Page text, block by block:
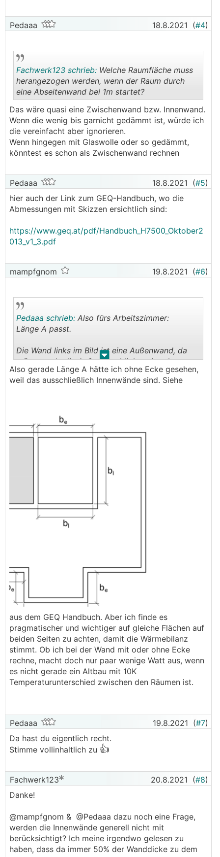
Pedaaa 18.8.2021 (#4)
..
Fachwerk123 schrieb: Welche Raumfläche muss
herangezogen werden, wenn der Raum durch
eine Abseitenwand bei 1m startet?
Das wäre quasi eine Zwischenwand bzw. Innenwand.
Wenn die wenig bis garnicht gedämmt ist, würde ich
die vereinfacht aber ignorieren.
Wenn hingegen mit Glaswolle oder so gedämmt,
könntest es schon als Zwischenwand rechnen
Pedaaa 18.8.2021 (#5)
hier auch der Link zum GEQ-Handbuch, wo die
Abmessungen mit Skizzen ersichtlich sind:
https://www.geq.at/pdf/Handbuch_H7500_Oktober2
013_v1_3.pdf
mampfgnom 19.8.2021 (#6)
. .
Pedaaa schrieb: Also fürs Arbeitszimmer:
Länge A passt.
Die Wand links im Bild ist eine Außenwand, da
müsstest du die Außenwanddicke mitrechnen.
Also Innenecke links/unten bis Außenecke
links/oben.
Also gerade Länge A hätte ich ohne Ecke gesehen,
weil das ausschließlich Innenwände sind. Siehe
aus dem GEQ Handbuch. Aber ich finde es
pragmatischer und wichtiger auf gleiche Flächen auf
beiden Seiten zu achten, damit die Wärmebilanz
stimmt. Ob ich bei der Wand mit oder ohne Ecke
rechne, macht doch nur paar wenige Watt aus, wenn
es nicht gerade ein Altbau mit 10K
Temperaturunterschied zwischen den Räumen ist.
Pedaaa 19.8.2021 (#7)
Da hast du eigentlich recht.
Stimme vollinhaltlich zu 👍
Fachwerk123 20.8.2021 (#8)
Danke!
@mampfgnom & @Pedaaa dazu noch eine Frage,
werden die Innenwände generell nicht mit
berücksichtigt? Ich meine irgendwo gelesen zu
haben, dass da immer 50% der Wanddicke zu dem